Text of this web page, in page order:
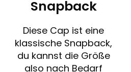
Snapback
Diese Cap ist eine
klassische Snapback,
du kannst die Größe
also nach Bedarf